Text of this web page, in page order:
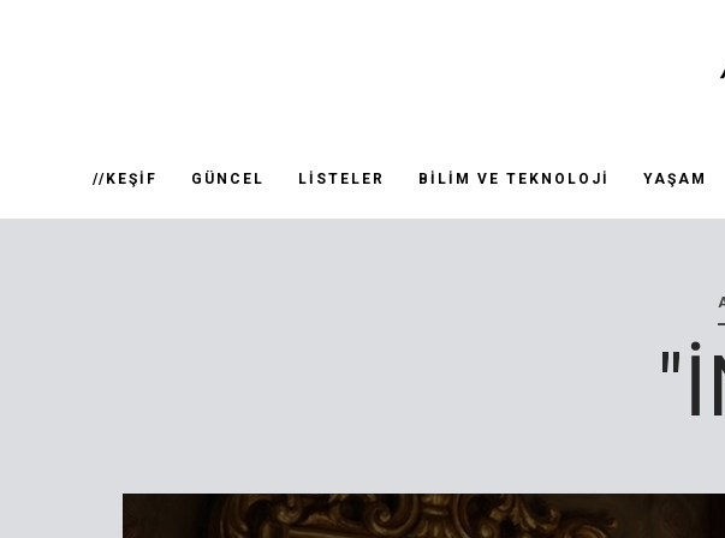
//KEŞIF GÜNCEL LISTELER BILIM VE TEKNOLOJI YAŞAM